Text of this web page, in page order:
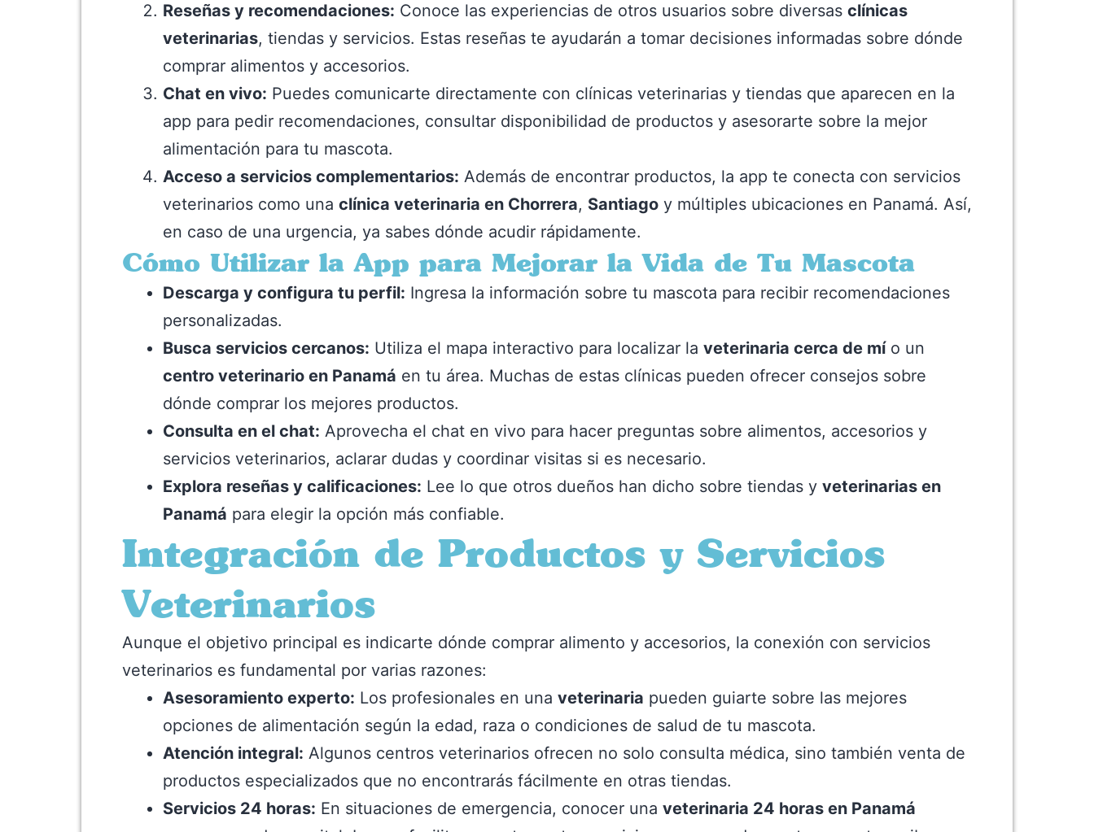
Reseñas y recomendaciones: Conoce las experiencias de otros usuarios sobre diversas clínicas
veterinarias, tiendas y servicios. Estas reseñas te ayudarán a tomar decisiones informadas sobre dónde
comprar alimentos y accesorios.
Chat en vivo: Puedes comunicarte directamente con clínicas veterinarias y tiendas que aparecen en la
app para pedir recomendaciones, consultar disponibilidad de productos y asesorarte sobre la mejor
alimentación para tu mascota.
Acceso a servicios complementarios: Además de encontrar productos, la app te conecta con servicios
veterinarios como una clínica veterinaria en Chorrera, Santiago y múltiples ubicaciones en Panamá. Así,
en caso de una urgencia, ya sabes dónde acudir rápidamente.
Cómo Utilizar la App para Mejorar la Vida de Tu Mascota
Descarga y configura tu perfil: Ingresa la información sobre tu mascota para recibir recomendaciones
personalizadas.
Busca servicios cercanos: Utiliza el mapa interactivo para localizar la veterinaria cerca de mío un
centro veterinario en Panamá en tu área. Muchas de estas clínicas pueden ofrecer consejos sobre
dónde comprar los mejores productos.
Consulta en el chat: Aprovecha el chat en vivo para hacer preguntas sobre alimentos, accesorios y
servicios veterinarios, aclarar dudas y coordinar visitas si es necesario.
Explora reseñas y calificaciones: Lee lo que otros dueños han dicho sobre tiendas y veterinarias en
Panamá para elegir la opción más confiable.
Integración de Productos y Servicios
Veterinarios
Aunque el objetivo principal es indicarte dónde comprar alimento y accesorios, la conexión con servicios
veterinarios es fundamental por varias razones:
Asesoramiento experto: Los profesionales en una veterinaria pueden guiarte sobre las mejores
opciones de alimentación según la edad, raza o condiciones de salud de tu mascota.
Atención integral: Algunos centros veterinarios ofrecen no solo consulta médica, sino también venta de
productos especializados que no encontrarás fácilmente en otras tiendas.
Servicios 24 horas: En situaciones de emergencia, conocer una veterinaria 24 horas en Panamá